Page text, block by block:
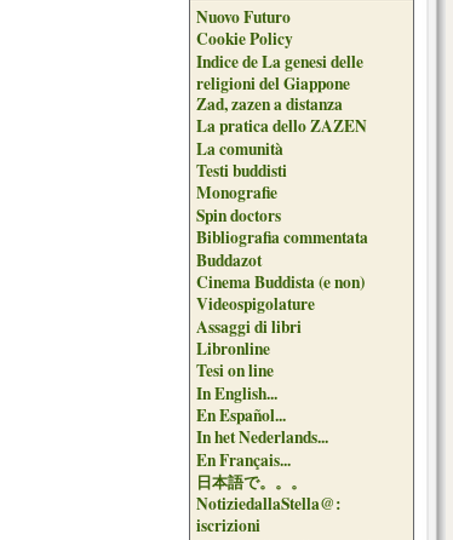
Nuovo Futuro
Cookie Policy
Indice de La genesi delle
religioni del Giappone
Zad, zazen a distanza
La pratica dello ZAZEN
La comunità
Testi buddisti
Monografie
Spin doctors
Bibliografia commentata
Buddazot
Cinema Buddista (e non)
Videospigolature
Assaggi di libri
Libronline
Tesi on line
In English...
En Español...
In het Nederlands...
En Français...
日本語で。。。
NotiziedallaStella@:
iscrizioni